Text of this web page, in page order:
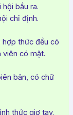
bầu ra.
chỉ định.
thức đều có
viên có mặt.
bản, có chữ
thức giơ tay.